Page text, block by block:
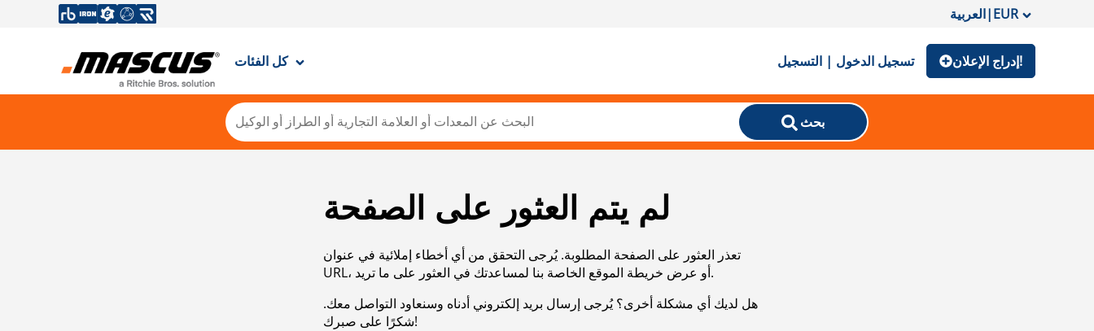
العربية|EUR
كل الفئات تسجيل الدخول | التسجيل إدراج الإعلان!
بحث
لم يتم العثور على الصفحة
تعذر العثور على الصفحة المطلوبة. يُرجى التحقق من أي أخطاء إملائية في عنوان
URL، أو عرض خريطة الموقع الخاصة بنا لمساعدتك في العثور على ما تريد.
هل لديك أي مشكلة أخرى؟ يُرجى إرسال بريد إلكتروني أدناه وسنعاود التواصل معك.
شكرًا على صبرك!